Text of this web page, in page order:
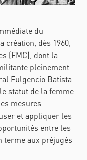
du
création, dès 1960,
(FMC), dont la
pleinement
Fulgencio Batista
statut de la femme
mesures
et appliquer les
entre les
terme aux préjugés